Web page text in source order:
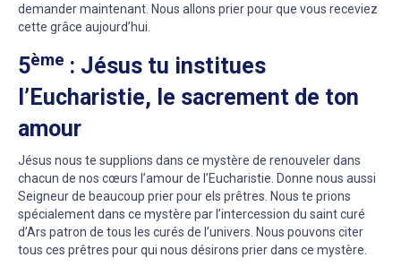
demander maintenant. Nous allons prier pour que vous receviez
cette grâce aujourd’hui.
5ème : Jésus tu institues
l’Eucharistie, le sacrement de ton
amour
Jésus nous te supplions dans ce mystère de renouveler dans
chacun de nos cœurs l’amour de l’Eucharistie. Donne nous aussi
Seigneur de beaucoup prier pour els prêtres. Nous te prions
spécialement dans ce mystère par l’intercession du saint curé
d’Ars patron de tous les curés de l’univers. Nous pouvons citer
tous ces prêtres pour qui nous désirons prier dans ce mystère.